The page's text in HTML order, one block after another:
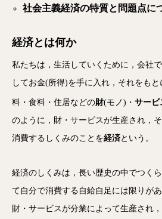
社会主義経済の特質と問題点に
経済とは何か
私たちは，生活していくために，会社
してお金(所得)を手に入れ，それをも
料・食料・住居などの財(モノ)・ サービ
のように，財・サービスが生産され，
消費するしくみのことを経済という。
経済のしくみは，長い歴史の中でつく
て自分で消費する自給自足には限りが
財・サービスが分業によって生産され